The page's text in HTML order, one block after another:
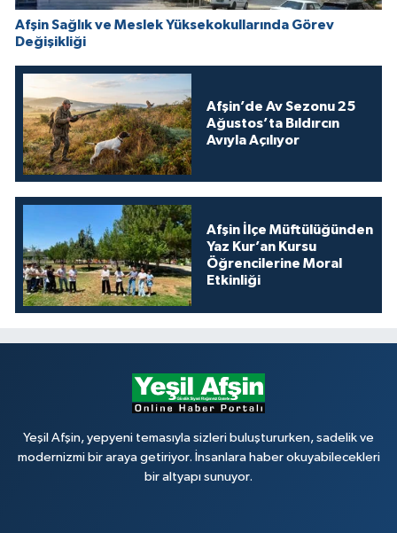
Afşin Sağlık ve Meslek Yüksekokullarında Görev
Değişikliği
Afşin’de Av Sezonu 25
Ağustos’ta Bıldırcın
Avıyla Açılıyor
Afşin İlçe Müftülüğünden
Yaz Kur’an Kursu
Öğrencilerine Moral
Etkinliği
Yeşil Afşin, yepyeni temasıyla sizleri buluştururken, sadelik ve
modernizmi bir araya getiriyor. İnsanlara haber okuyabilecekleri
bir altyapı sunuyor.